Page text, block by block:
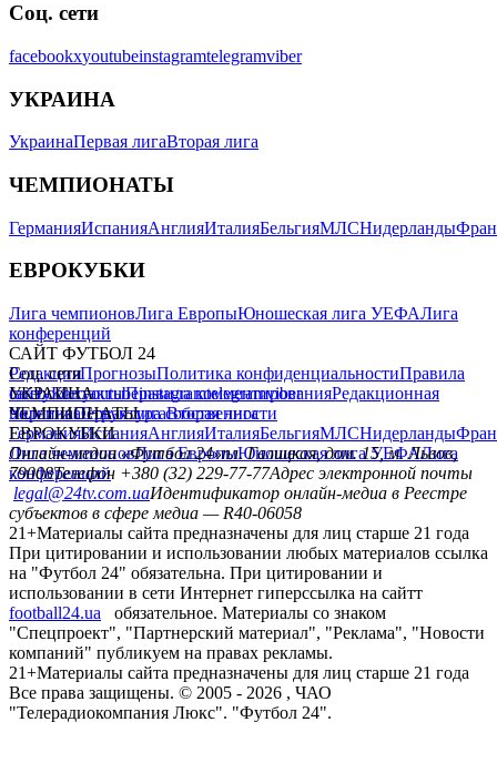
Соц. сети
facebookxyoutubeinstagramtelegramviber
УКРАИНА
УкраинаПервая лигаВторая лига
ЧЕМПИОНАТЫ
ГерманияИспанияАнглияИталияБельгияМЛСНидерланды
ЕВРОКУБКИ
Лига чемпионовЛига ЕвропыЮношеская лига УЕФАЛига
конференций
САЙТ ФУТБОЛ 24
РедакцияПрогнозыПолитика конфиденциальностиПравила
сайтуКонтактыПравила комментированияРедакционная
политикаСтруктура собственности
Соц. сети
facebookxyoutubeinstagramtelegramviber
УКРАИНА
УкраинаПервая лигаВторая лига
ЧЕМПИОНАТЫ
ГерманияИспанияАнглияИталияБельгияМЛСНидерланды
ЕВРОКУБКИ
Лига чемпионовЛига ЕвропыЮношеская лига УЕФАЛига
конференций
Онлайн-медиа «Футбол 24»пл. Галицкая, дом. 15, м. Львов,
79008Телефон +380 (32) 229-77-77Адрес электронной почты
legal@24tv.com.uaИдентификатор онлайн-медиа в Реестре
субъектов в сфере медиа — R40-06058
21+Материалы сайта предназначены для лиц старше 21 года
При цитировании и использовании любых материалов ссылка
на "Футбол 24" обязательна. При цитировании и
использовании в сети Интернет гиперссылка на сайтт
football24.ua
обязательное. Материалы со знаком
"Спецпроект", "Партнерский материал", "Реклама", "Новости
компаний" публикуем на правах рекламы.
21+Материалы сайта предназначены для лиц старше 21 года
Все права защищены. © 2005 - 2026 , ЧАО
"Телерадиокомпания Люкс". "Футбол 24".